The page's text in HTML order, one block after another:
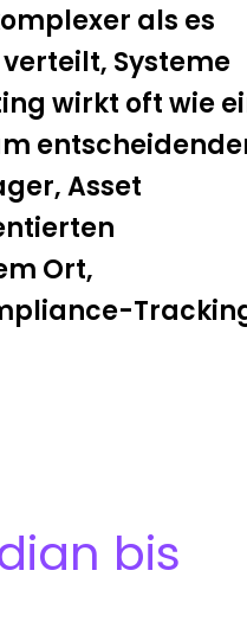
als es
Systeme
wirkt oft wie
Asset
Ort,
bis